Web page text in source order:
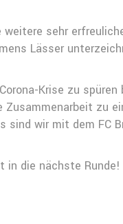
sehr
Lässer
Krise zu
zu
wir mit dem FC
die nächste Runde!